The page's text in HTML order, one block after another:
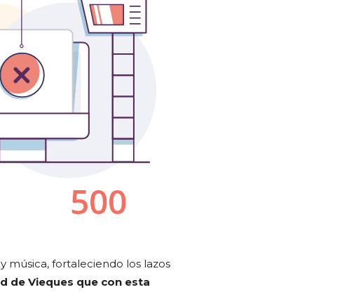
música, fortaleciendo los lazos
de Vieques que con esta